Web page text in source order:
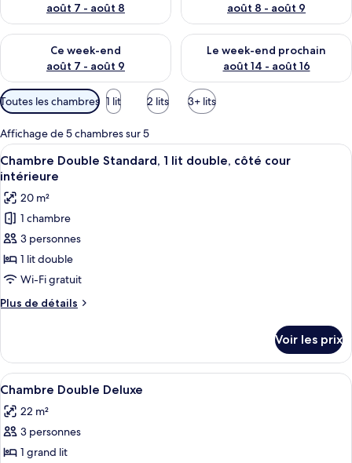
août 7 - août 8
août 8 - août 9
Ce week-end
août 7 - août 9
Vérifier la disponibilité pour ce week-end août 7 - août 9
Le week-end prochain
août 14 - août 16
Vérifier la disponibilité pour
Filtres
disponibles
pour
les
chambres
Toutes les chambres 1 lit 2 lits 3+ lits
Affichage de 5 chambres sur 5
Afficher
toutes
les
photos
pour
ce
type
de
chambre :
Chambre
Standard,
lit
double,
côté
cour
intérieure
Un lit bien fait, avec des oreillers
7
Chambre Double Standard, 1 lit double, côté cour
intérieure
20 m²
1 chambre
3 personnes
1 lit double
Wi-Fi gratuit
Plus de détails
Plus
le
type
de
Chambre
Double
Voir les prix
Afficher
toutes
les
photos
pour
Une chambre d’hôtel avec un lit,
9
Chambre Double Deluxe
22 m²
3 personnes
1 grand lit